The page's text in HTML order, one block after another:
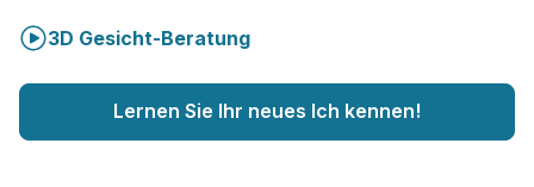
3D Gesicht-Beratung
Lernen Sie Ihr neues Ich kennen!